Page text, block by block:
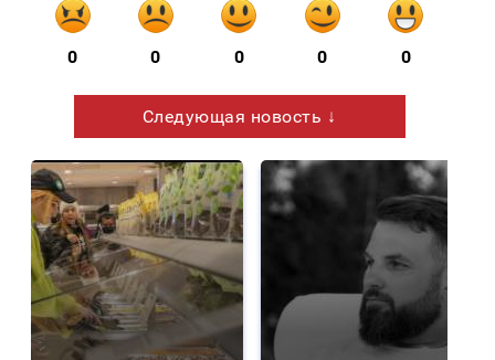
0 0 0 0 0
Следующая новость ↓